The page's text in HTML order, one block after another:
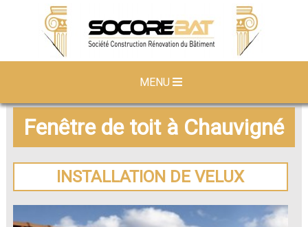
MENU
Fenêtre de toit à Chauvigné
INSTALLATION DE VELUX